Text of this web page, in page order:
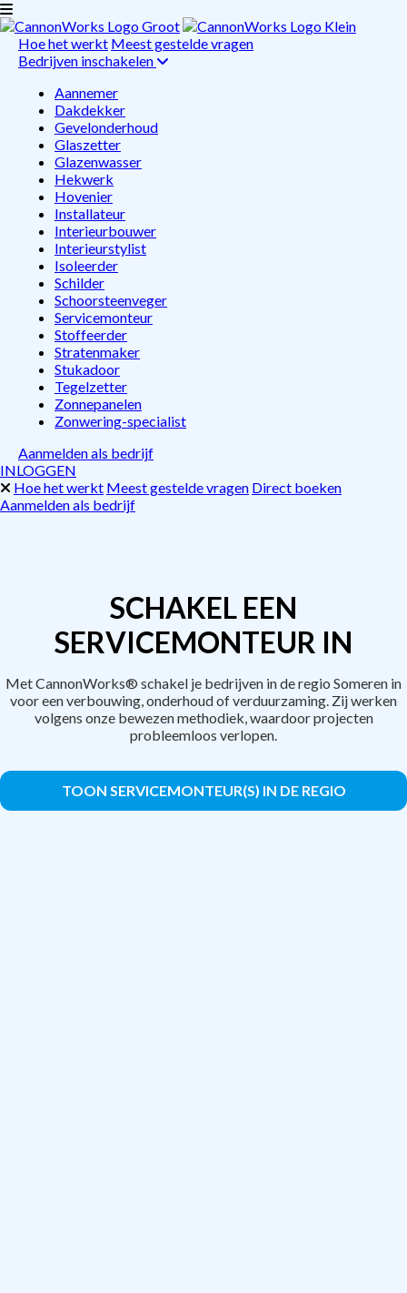
Hoe het werkt Meest gestelde vragen
Bedrijven inschakelen
Aannemer
Dakdekker
Gevelonderhoud
Glaszetter
Glazenwasser
Hekwerk
Hovenier
Installateur
Interieurbouwer
Interieurstylist
Isoleerder
Schilder
Schoorsteenveger
Servicemonteur
Stoffeerder
Stratenmaker
Stukadoor
Tegelzetter
Zonnepanelen
Zonwering-specialist
Aanmelden als bedrijf
INLOGGEN
Hoe het werkt Meest gestelde vragen Direct boeken
Aanmelden als bedrijf
SCHAKEL EEN
SERVICEMONTEUR IN
Met CannonWorks® schakel je bedrijven in de regio Someren in
voor een verbouwing, onderhoud of verduurzaming. Zij werken
volgens onze bewezen methodiek, waardoor projecten
probleemloos verlopen.
TOON SERVICEMONTEUR(S) IN DE REGIO